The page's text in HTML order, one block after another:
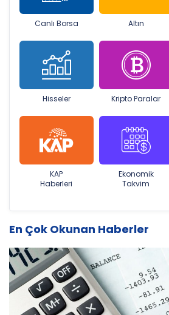
Canlı Borsa Altın
Hisseler Kripto Paralar
KAP
Haberleri
Ekonomik
Takvim
En Çok Okunan Haberler